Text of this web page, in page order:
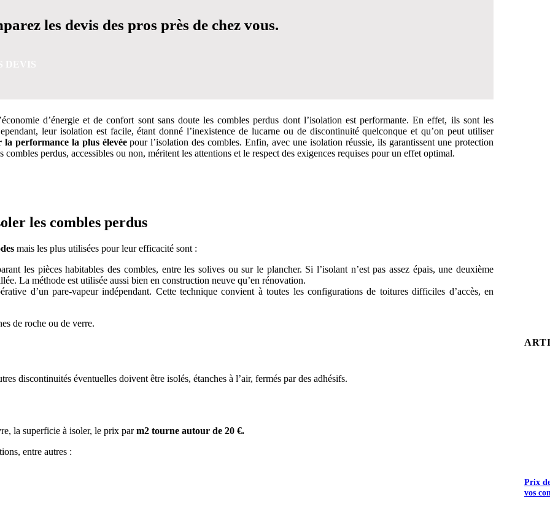
les devis des pros près de chez vous.
d’énergie et de confort sont sans doute les combles perdus dont l’isolation est performante. En effet, ils sont les
leur isolation est facile, étant donné l’inexistence de lucarne ou de discontinuité quelconque et qu’on peut utiliser
la performance la plus élevéepour l’isolation des combles. Enfin, avec une isolation réussie, ils garantissent une protection
perdus, accessibles ou non, méritent les attentions et le respect des exigences requises pour un effet optimal.
les combles perdus
mais les plus utilisées pour leur efficacité sont :
les pièces habitables des combles, entre les solives ou sur le plancher. Si l’isolant n’est pas assez épais, une deuxième
La méthode est utilisée aussi bien en construction neuve qu’en rénovation.
d’un pare-vapeur indépendant. Cette technique convient à toutes les configurations de toitures difficiles d’accès, en
de roche ou de verre.
discontinuités éventuelles doivent être isolés, étanches à l’air, fermés par des adhésifs.
la superficie à isoler, le prix parm2 tourne autour de 20 €.
entre autres :
Prix
vos